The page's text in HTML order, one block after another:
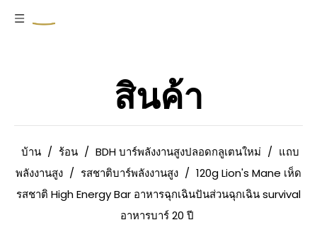
สินค้า
บ้าน / ร้อน / BDH บาร์พลังงานสูงปลอดกลูเตนใหม่ / แถบ
พลังงานสูง / รสชาติบาร์พลังงานสูง / 120g Lion's Mane เห็ด
รสชาติ High Energy Bar อาหารฉุกเฉินปันส่วนฉุกเฉิน survival
อาหารบาร์ 20 ปี